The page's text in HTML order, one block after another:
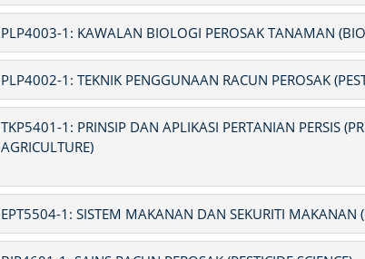
PLP4003-1: KAWALAN BIOLOGI PEROSAK TANAMAN
PLP4002-1: TEKNIK PENGGUNAAN RACUN PEROSAK
TKP5401-1: PRINSIP DAN APLIKASI PERTANIAN PERSIS
AGRICULTURE)
EPT5504-1: SISTEM MAKANAN DAN SEKURITI MAKANAN